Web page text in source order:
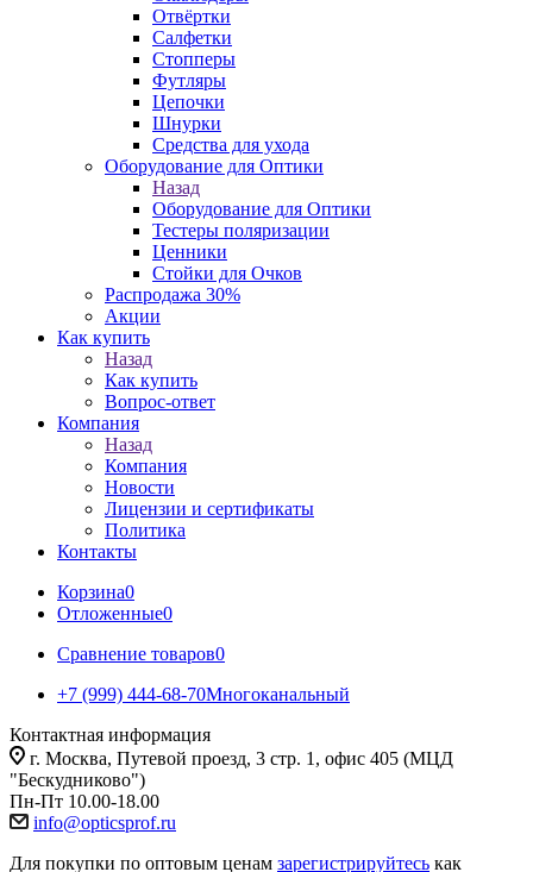
Отвёртки
Салфетки
Стопперы
Футляры
Цепочки
Шнурки
Средства для ухода
Оборудование для Оптики
Назад
Оборудование для Оптики
Тестеры поляризации
Ценники
Стойки для Очков
Распродажа 30%
Акции
Как купить
Назад
Как купить
Вопрос-ответ
Компания
Назад
Компания
Новости
Лицензии и сертификаты
Политика
Контакты
Корзина0
Отложенные0
Сравнение товаров0
+7 (999) 444-68-70Многоканальный
Контактная информация
г. Москва, Путевой проезд, 3 стр. 1, офис 405 (МЦД
"Бескудниково")
Пн-Пт 10.00-18.00
info@opticsprof.ru
Для покупки по оптовым ценам зарегистрируйтесь как